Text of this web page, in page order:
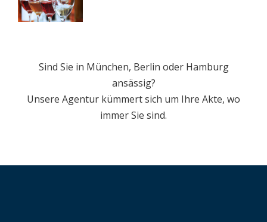
Sind Sie in München, Berlin oder Hamburg
ansässig?
Unsere Agentur kümmert sich um Ihre Akte, wo
immer Sie sind.